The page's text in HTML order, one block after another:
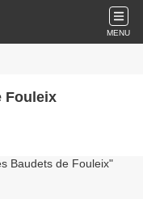
MENU
Fouleix